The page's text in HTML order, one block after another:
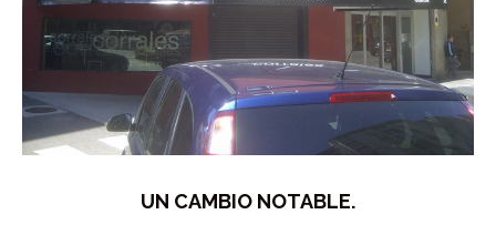
UN CAMBIO NOTABLE.